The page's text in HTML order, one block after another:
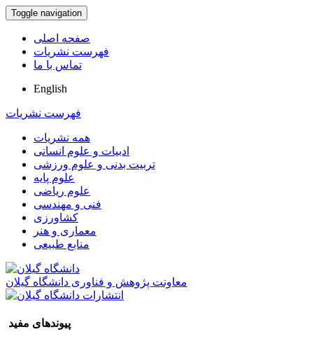
Toggle navigation
صفحه اصلی
فهرست نشریات
تماس با ما
English
فهرست نشریات
همه نشریات
ادبیات و علوم انسانی
تربیت بدنی و علوم ورزشی
علوم پایه
علوم ریاضی
فنی و مهندسی
کشاورزی
معماری و هنر
منابع طبیعی
معاونت پژوهش و فناوری دانشگاه گیلان
پیوندهای مفید